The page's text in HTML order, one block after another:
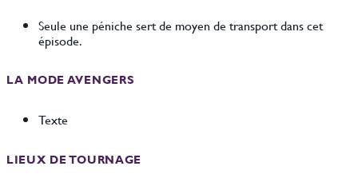
Seule une péniche sert de moyen de transport dans cet
épisode.
LA MODE AVENGERS
Texte
LIEUX DE TOURNAGE